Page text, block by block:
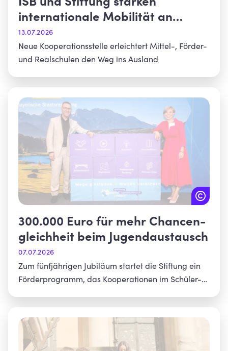
ISB und Stiftung stärken
internationale Mobilität an
bayerischen Schulen
13.07.2026
Neue Kooperationsstelle erleichtert Mittel-, Förder-
und Realschulen den Weg ins Ausland
300.000 Euro für mehr Chancen-
gleichheit beim Jugendaustausch
07.07.2026
Zum fünfjährigen Jubiläum startet die Stiftung ein
Förderprogramm, das Kooperationen im Schüler-